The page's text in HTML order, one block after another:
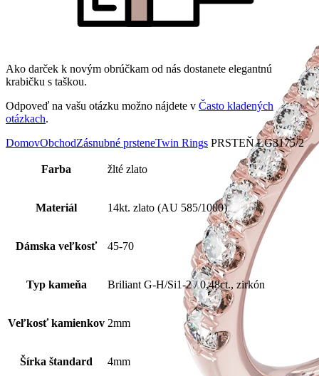
Ako darček k novým obrúčkam od nás dostanete elegantnú
krabičku s taškou.
Odpoveď na vašu otázku možno nájdete v Často kladených
otázkach.
DomovObchodZásnubné prsteneTwin Rings PRSTEŇ LG3175/2
Farba žlté zlato
Materiál 14kt. zlato (AU 585/1000)
Dámska veľkosť 45-70
Typ kameňa Briliant G-H/Si1-2 / 0,48ct., zirkón
Veľkosť kamienkov 2mm
Šírka štandard 4mm